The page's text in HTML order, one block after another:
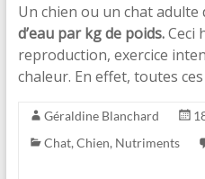
Un chien ou un chat adulte
d’eau par kg de poids.Ceci
reproduction, exercice
chaleur. En effet, toutes
Géraldine Blanchard
Chat, Chien, Nutriments